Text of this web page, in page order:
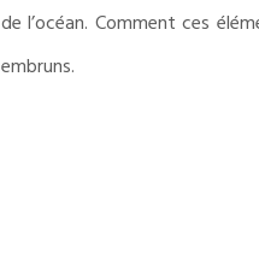
de l’océan. Comment ces
embruns.